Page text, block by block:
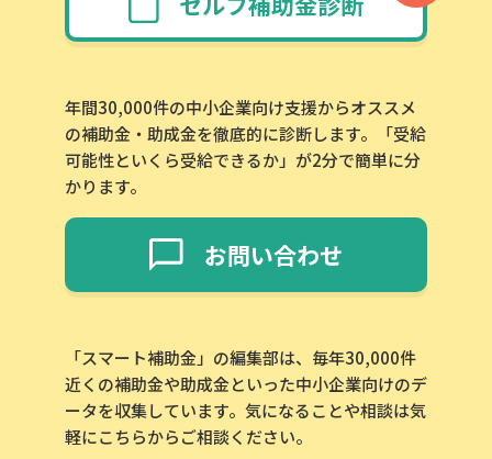
年間30,000件の中小企業向け支援からオススメ
の補助金・助成金を徹底的に診断します。「受給
可能性といくら受給できるか」が2分で簡単に分
かります。
お問い合わせ
「スマート補助金」の編集部は、毎年30,000件
近くの補助金や助成金といった中小企業向けのデ
ータを収集しています。気になることや相談は気
軽にこちらからご相談ください。